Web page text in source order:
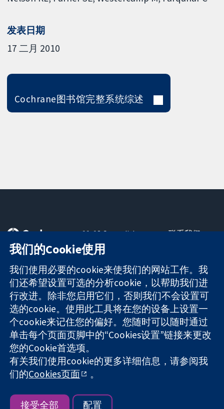
发表日期
17 二月 2010
Cochrane图书馆完整系统综述
可信任的证据
知情决定
更完善的医疗健
康
11-13 Cavendish
Square
London
W1G 0AN
United Kingdom
联系我们
关于我们
工作机会
Cochrane
Library
The Cochrane Collaboration is a charity (no. 1045921) and a
company limited by guarantee (no. 03044323) registered in
England & Wales. VAT registration number GB 718 2127 49.
版权所有：© 2026 Cochrane协作网
网站条款与条件| 免责声明|隐私权
我们的Cookie使用
我们使用必要的cookie来使我们的网站工作。我
们还希望设置可选的分析cookie，以帮助我们进
行改进。除非您启用它们，否则我们不会设置可
选的cookie。使用此工具将在您的设备上设置一
个cookie来记住您的偏好。您随时可以随时通过
单击每个页面页脚中的“Cookies设置”链接来更改
您的Cookie首选项。
有关我们使用cookie的更多详细信息，请参阅我
们的Cookies页面 。
接受全部 配置